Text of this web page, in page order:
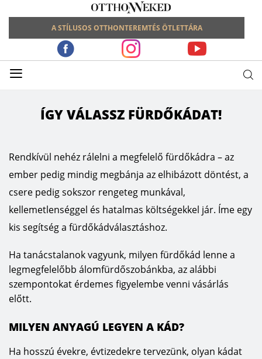
A STÍLUSOS OTTHONTEREMTÉS ÖTLETTÁRA
≡
ÍGY VÁLASSZ FÜRDŐKÁDAT!
Rendkívül nehéz rálelni a megfelelő fürdőkádra – az
ember pedig mindig megbánja az elhibázott döntést, a
csere pedig sokszor rengeteg munkával,
kellemetlenséggel és hatalmas költségekkel jár. Íme egy
kis segítség a fürdőkádválasztáshoz.
Ha tanácstalanok vagyunk, milyen fürdőkád lenne a
legmegfelelőbb álomfürdőszobánkba, az alábbi
szempontokat érdemes figyelembe venni vásárlás
előtt.
MILYEN ANYAGÚ LEGYEN A KÁD?
Ha hosszú évekre, évtizedekre tervezünk, olyan kádat